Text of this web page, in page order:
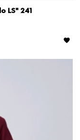
LS" 241
